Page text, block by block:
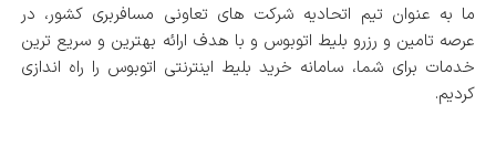
ما به عنوان تیم اتحادیه شرکت های تعاونی مسافربری کشور، در
عرصه تامین و رزرو بلیط اتوبوس و با هدف ارائه بهترین و سریع ترین
خدمات برای شما، سامانه خرید بلیط اینترنتی اتوبوس را راه اندازی
کردیم.